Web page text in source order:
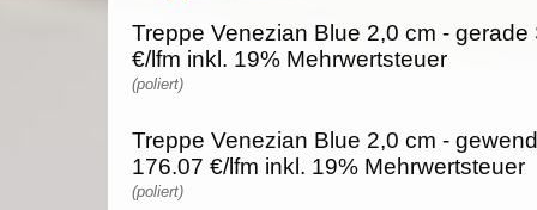
Treppe Venezian Blue 2,0 cm - gerade
€/lfm inkl. 19% Mehrwertsteuer
(poliert)
Treppe Venezian Blue 2,0 cm -
176.07 €/lfm inkl. 19% Mehrwertsteuer
(poliert)